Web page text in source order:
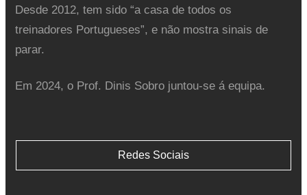
Desde 2012, tem sido “a casa de todos os
treinadores Portugueses”, e não mostra sinais de
parar.
Em 2024, o Prof. Dinis Sobro juntou-se á equipa.
Redes Sociais